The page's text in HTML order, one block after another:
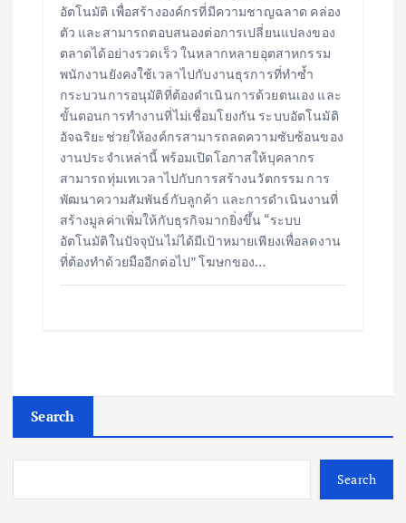
อัตโนมัติ เพื่อสร้างองค์กรที่มีความชาญฉลาด คล่อง
ตัว และสามารถตอบสนองต่อการเปลี่ยนแปลงของ
ตลาดได้อย่างรวดเร็ว ในหลากหลายอุตสาหกรรม
พนักงานยังคงใช้เวลาไปกับงานธุรการที่ทำซ้ำ
กระบวนการอนุมัติที่ต้องดำเนินการด้วยตนเอง และ
ขั้นตอนการทำงานที่ไม่เชื่อมโยงกัน ระบบอัตโนมัติ
อัจฉริยะช่วยให้องค์กรสามารถลดความซับซ้อนของ
งานประจำเหล่านี้ พร้อมเปิดโอกาสให้บุคลากร
สามารถทุ่มเทเวลาไปกับการสร้างนวัตกรรม การ
พัฒนาความสัมพันธ์กับลูกค้า และการดำเนินงานที่
สร้างมูลค่าเพิ่มให้กับธุรกิจมากยิ่งขึ้น “ระบบ
อัตโนมัติในปัจจุบันไม่ได้มีเป้าหมายเพียงเพื่อลดงาน
ที่ต้องทำด้วยมืออีกต่อไป” โฆษกของ…
Search
Search